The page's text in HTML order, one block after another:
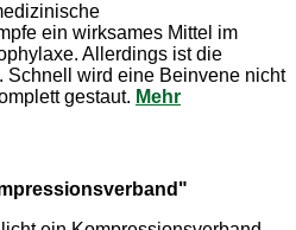
ein wirksames Mittel im
Allerdings ist die
Schnell wird eine Beinvene nicht
gestaut. Mehr